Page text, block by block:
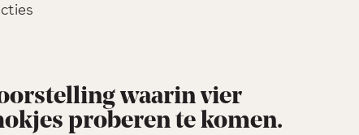
waarin vier
proberen te komen.